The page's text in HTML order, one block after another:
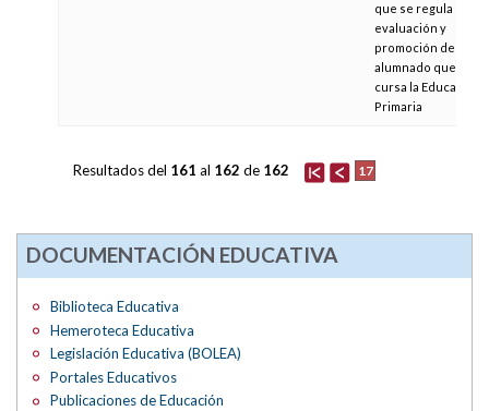
que se regula la
evaluación y
promoción del
alumnado que
cursa la Educación
Primaria
17
Resultados del 161 al 162 de 162
DOCUMENTACIÓN EDUCATIVA
Biblioteca Educativa
Hemeroteca Educativa
Legislación Educativa (BOLEA)
Portales Educativos
Publicaciones de Educación